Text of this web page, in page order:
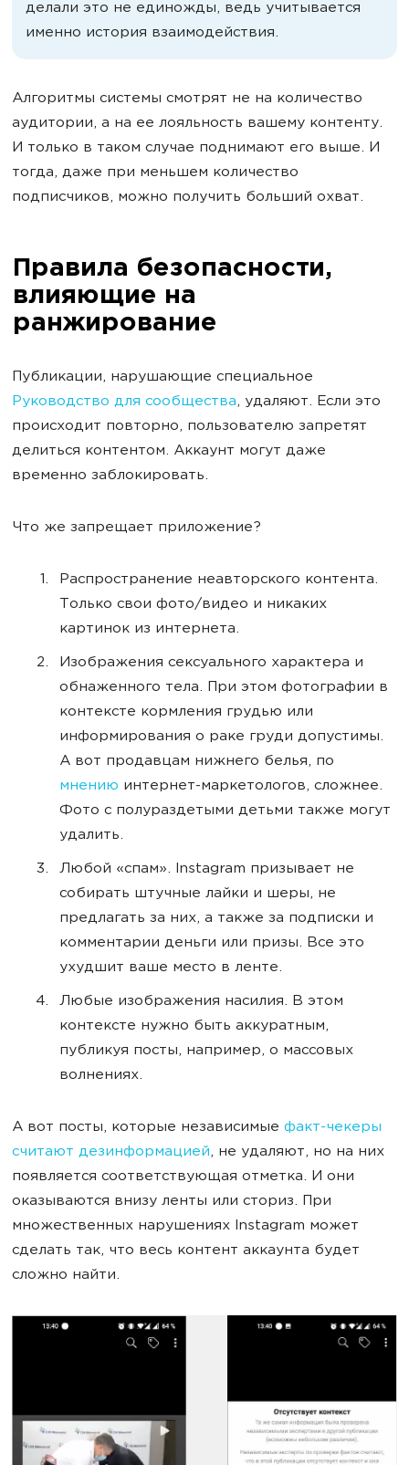
делали это не единожды, ведь учитывается
именно история взаимодействия.
Алгоритмы системы смотрят не на количество
аудитории, а на ее лояльность вашему контенту.
И только в таком случае поднимают его выше. И
тогда, даже при меньшем количество
подписчиков, можно получить больший охват.
Правила безопасности,
влияющие на
ранжирование
Публикации, нарушающие специальное
Руководство для сообщества, удаляют. Если это
происходит повторно, пользователю запретят
делиться контентом. Аккаунт могут даже
временно заблокировать.
Что же запрещает приложение?
Распространение неавторского контента.
Только свои фото/видео и никаких
картинок из интернета.
Изображения сексуального характера и
обнаженного тела. При этом фотографии в
контексте кормления грудью или
информирования о раке груди допустимы.
А вот продавцам нижнего белья, по
мнению интернет-маркетологов, сложнее.
Фото с полураздетыми детьми также могут
удалить.
Любой «спам». Instagram призывает не
собирать штучные лайки и шеры, не
предлагать за них, а также за подписки и
комментарии деньги или призы. Все это
ухудшит ваше место в ленте.
Любые изображения насилия. В этом
контексте нужно быть аккуратным,
публикуя посты, например, о массовых
волнениях.
А вот посты, которые независимые факт-чекеры
считают дезинформацией, не удаляют, но на них
появляется соответствующая отметка. И они
оказываются внизу ленты или сториз. При
множественных нарушениях Instagram может
сделать так, что весь контент аккаунта будет
сложно найти.